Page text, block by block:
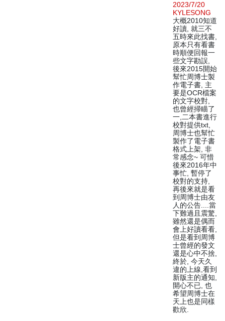
2023/7/20
KYLESONG
大概2010知道
好讀, 就三不
五時來此找書,
原本只有看書
時順便回報一
些文字勘誤,
後來2015開始
幫忙周博士製
作電子書, 主
要是OCR檔案
的文字校對,
也曾經掃瞄了
一,二本書進行
校對提供txt,
周博士也幫忙
製作了電子書
格式上架, 非
常感念~ 可惜
後來2016年中
事忙, 暫停了
校對的支持,
再後來就是看
到周博士由友
人的公告....當
下難過且震驚,
雖然還是偶而
會上好讀看看,
但是看到周博
士曾經的發文
還是心中不捨,
終於, 今天久
違的上線,看到
新版主的通知,
開心不已, 也
希望周博士在
天上也是同樣
歡欣.